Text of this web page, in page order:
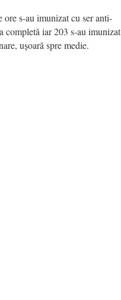
s-au imunizat cu ser anti-
completă iar 203 s-au imunizat
ușoară spre medie.